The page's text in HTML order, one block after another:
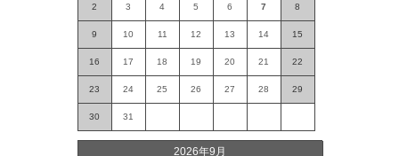
2 3 4 5 6 7 8
9 10 11 12 13 14 15
16 17 18 19 20 21 22
23 24 25 26 27 28 29
30 31
2026年9月